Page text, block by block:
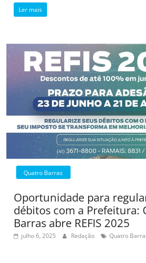
Ler mais
Quatro Barras
Oportunidade para
débitos com a Prefeitura:
Barras abre REFIS 2025
julho 6, 2025 Redação Quatro